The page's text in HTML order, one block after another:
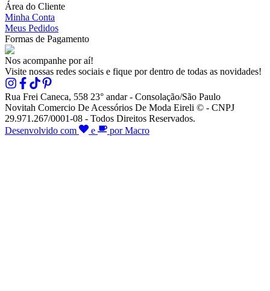
Área do Cliente
Minha Conta
Meus Pedidos
Formas de Pagamento
Nos acompanhe por aí!
Visite nossas redes sociais e fique por dentro de todas as novidades!
Rua Frei Caneca, 558 23° andar - Consolação/São Paulo
Novitah Comercio De Acessórios De Moda Eireli © - CNPJ
29.971.267/0001-08 - Todos Direitos Reservados.
Desenvolvido com
e por Macro